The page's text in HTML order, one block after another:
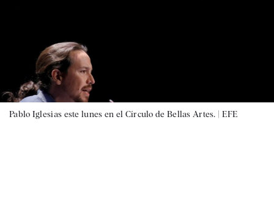
Pablo Iglesias este lunes en el Círculo de Bellas Artes. | EFE